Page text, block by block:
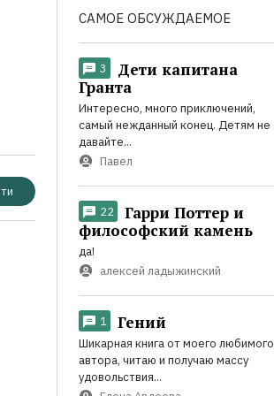
САМОЕ ОБСУЖДАЕМОЕ
3
Дети капитана
Гранта
Интересно, много приключений,
самый нежданный конец. Детям не
давайте...
Павел
22
Гарри Поттер и
философский камень
да!
алексей ладыжинский
1 Гений
Шикарная книга от моего любимого
автора, читаю и получаю массу
удовольствия...